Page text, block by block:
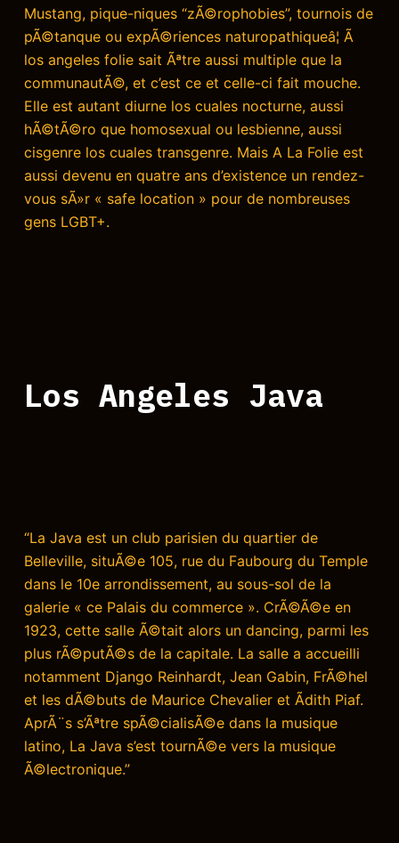
Mustang, pique-niques “zÃ©rophobies”, tournois de
pÃ©tanque ou expÃ©riences naturopathiqueâ¦ Ã
los angeles folie sait Ãªtre aussi multiple que la
communautÃ©, et c’est ce et celle-ci fait mouche.
Elle est autant diurne los cuales nocturne, aussi
hÃ©tÃ©ro que homosexual ou lesbienne, aussi
cisgenre los cuales transgenre. Mais A La Folie est
aussi devenu en quatre ans d’existence un rendez-
vous sÃ»r « safe location » pour de nombreuses
gens LGBT+.
Los Angeles Java
“La Java est un club parisien du quartier de
Belleville, situÃ©e 105, rue du Faubourg du Temple
dans le 10e arrondissement, au sous-sol de la
galerie « ce Palais du commerce ». CrÃ©Ã©e en
1923, cette salle Ã©tait alors un dancing, parmi les
plus rÃ©putÃ©s de la capitale. La salle a accueilli
notamment Django Reinhardt, Jean Gabin, FrÃ©hel
et les dÃ©buts de Maurice Chevalier et Ãdith Piaf.
AprÃ¨s s’Ãªtre spÃ©cialisÃ©e dans la musique
latino, La Java s’est tournÃ©e vers la musique
Ã©lectronique.”